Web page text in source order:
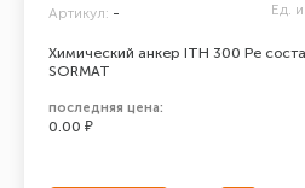
Химический анкер ITH 300 Pe
SORMAT
Артикул: - Ед.
последняя цена:
0.00 ₽